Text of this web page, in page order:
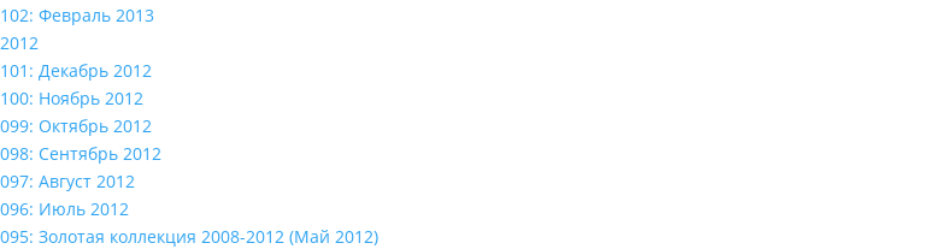
102: Февраль 2013
2012
101: Декабрь 2012
100: Ноябрь 2012
099: Октябрь 2012
098: Сентябрь 2012
097: Август 2012
096: Июль 2012
095: Золотая коллекция 2008-2012 (Май 2012)